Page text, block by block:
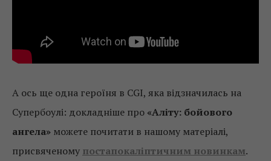
А ось ще одна героїня в CGI, яка відзначилась на
Супербоулі: докладніше про «Аліту: бойового
ангела» можете почитати в нашому матеріалі,
присвяченому постапокаліптичним новинкам.